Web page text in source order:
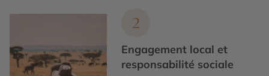
2
Engagement local et
responsabilité sociale